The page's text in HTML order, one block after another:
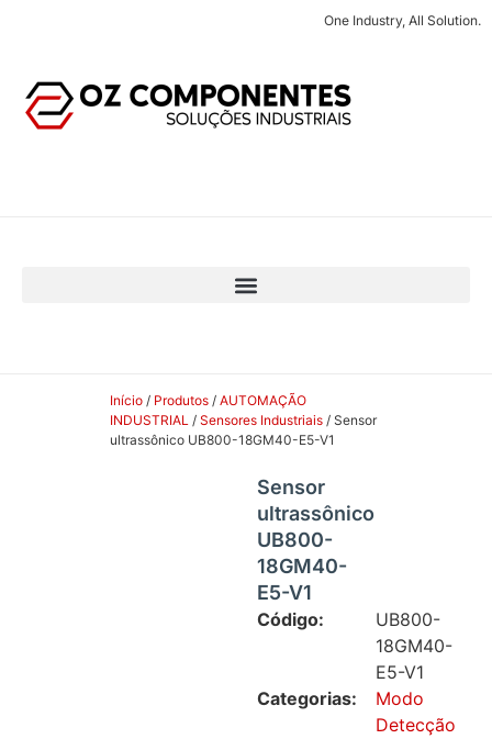
One Industry, All Solution.
Início / Produtos / AUTOMAÇÃO
INDUSTRIAL / Sensores Industriais / Sensor
ultrassônico UB800-18GM40-E5-V1
Sensor
ultrassônico
UB800-
18GM40-
E5-V1
Código:
UB800-
18GM40-
E5-V1
Categorias:
Modo
Detecção